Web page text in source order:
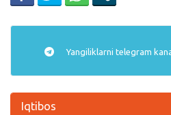
Yangiliklarni telegram
Iqtibos